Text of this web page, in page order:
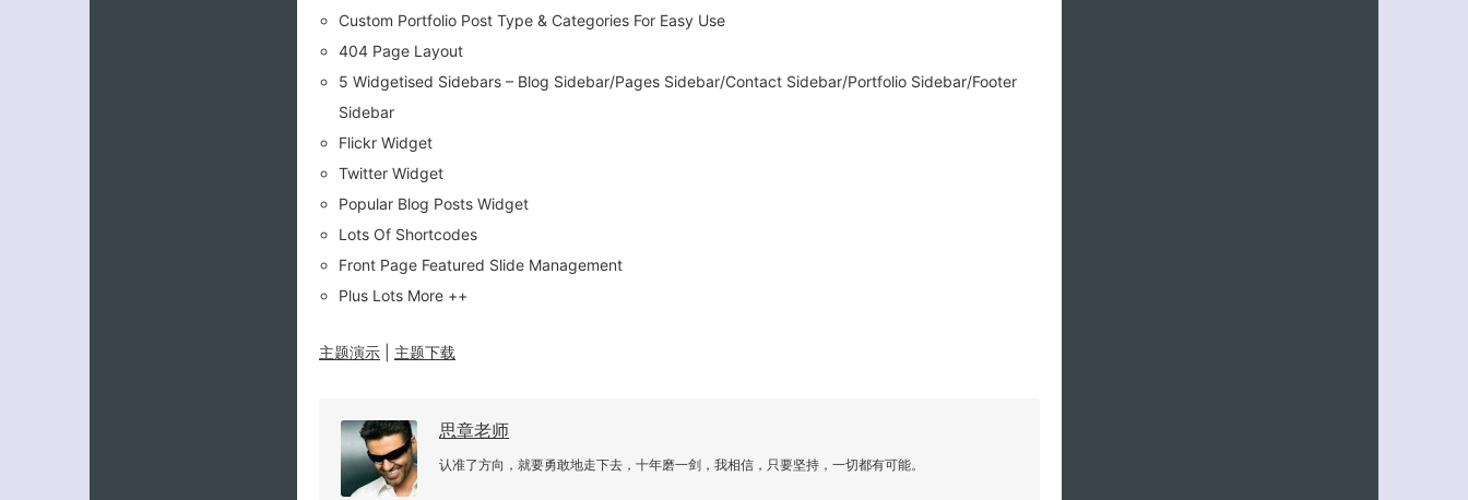
Custom Portfolio Post Type & Categories For Easy Use
404 Page Layout
5 Widgetised Sidebars – Blog Sidebar/Pages Sidebar/Contact Sidebar/Portfolio Sidebar/Footer
Sidebar
Flickr Widget
Twitter Widget
Popular Blog Posts Widget
Lots Of Shortcodes
Front Page Featured Slide Management
Plus Lots More ++
主题演示 主题下载
思章老师
认准了方向，就要勇敢地走下去，十年磨一剑，我相信，只要坚持，一切都有可能。